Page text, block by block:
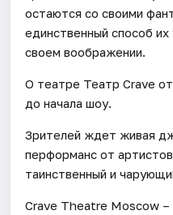
остаются со своими
единственный способ
своем воображении.
О театре Театр Crave
до начала шоу.
Зрителей ждет живая
перформанс от
таинственный и
Crave Theatre Moscow –